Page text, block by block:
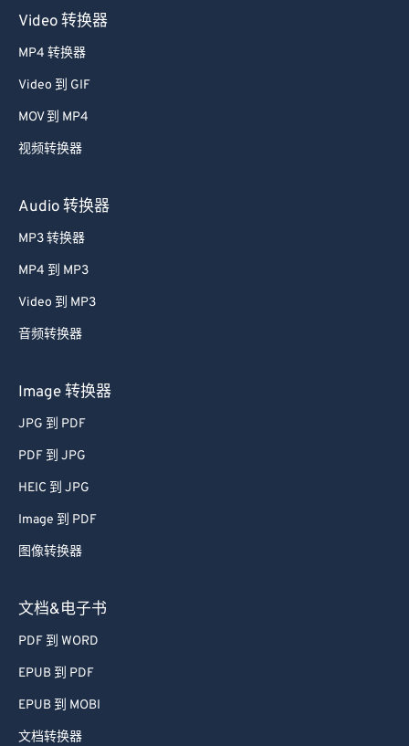
Video 转换器
MP4 转换器
Video 到 GIF
MOV 到 MP4
视频转换器
Audio 转换器
MP3 转换器
MP4 到 MP3
Video 到 MP3
音频转换器
Image 转换器
JPG 到 PDF
PDF 到 JPG
HEIC 到 JPG
Image 到 PDF
图像转换器
文档&电子书
PDF 到 WORD
EPUB 到 PDF
EPUB 到 MOBI
文档转换器